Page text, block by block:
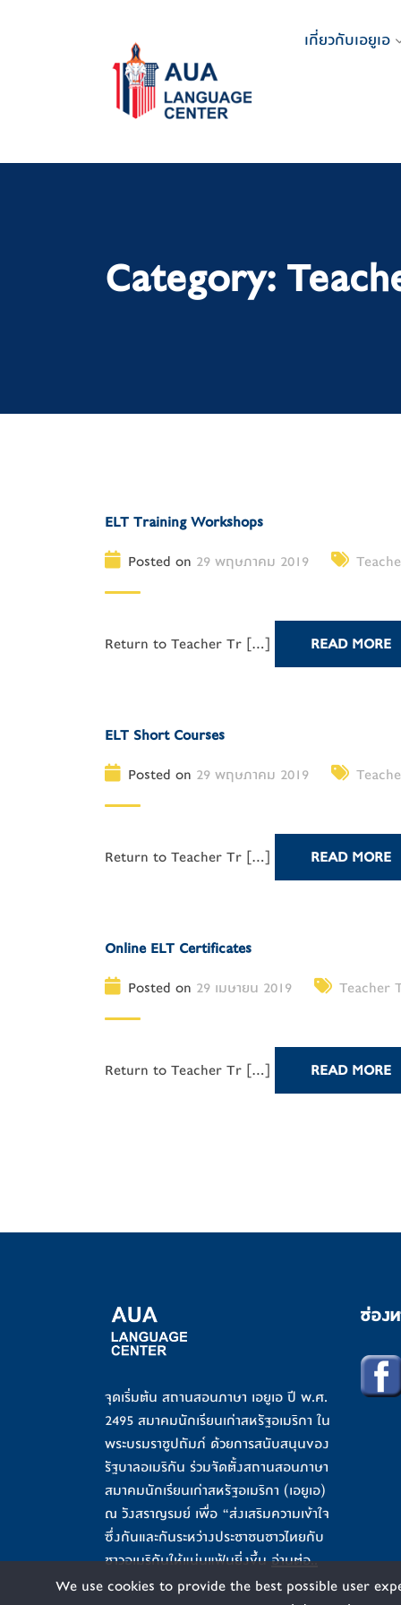
เกี่ยวกับเอยูเอ
Category:
ELT Training Workshops
Posted on 29 พฤษภาคม 2019
Return to Teacher Tr [...] READ MORE
ELT Short Courses
Posted on 29 พฤษภาคม 2019
Return to Teacher Tr [...] READ MORE
Online ELT Certificates
Posted on 29 เมษายน 2019 Teacher
Return to Teacher Tr [...] READ MORE
จุดเริ่มต้น สถานสอนภาษา เอยูเอ ปี พ.ศ.
2495 สมาคมนักเรียนเก่าสหรัฐอเมริกา ใน
พระบรมราชูปถัมภ์ ด้วยการสนับสนุนของ
รัฐบาลอเมริกัน ร่วมจัดตั้งสถานสอนภาษา
สมาคมนักเรียนเก่าสหรัฐอเมริกา (เอยูเอ)
ณ วังสราญรมย์ เพื่อ “ส่งเสริมความเข้าใจ
ซึ่งกันและกันระหว่างประชาชนชาวไทยกับ
ชาวอเมริกันให้แน่นแฟ้นยิ่งขึ้นอ่านต่อ..
ช่อง
We use cookies to provide the best possible user